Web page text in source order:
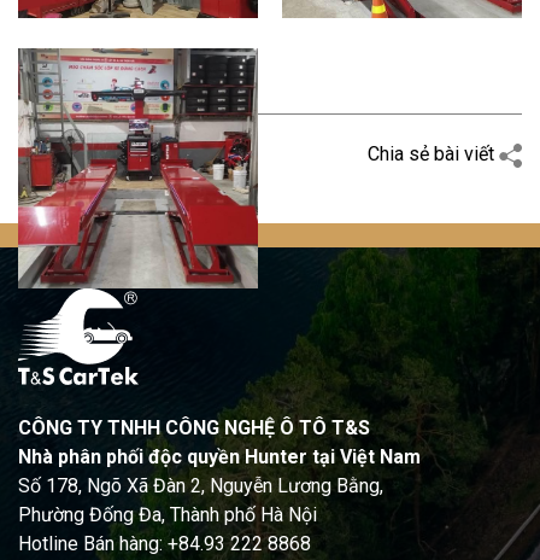
Quay trở lại Chia sẻ bài viết
CÔNG TY TNHH CÔNG NGHỆ Ô TÔ T&S
Nhà phân phối độc quyền Hunter tại Việt Nam
Số 178, Ngõ Xã Đàn 2, Nguyễn Lương Bằng,
Phường Đống Đa, Thành phố Hà Nội
Hotline Bán hàng: +84.93 222 8868